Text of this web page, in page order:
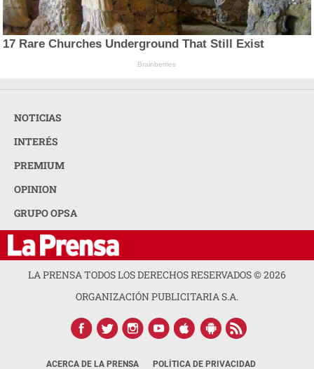
17 Rare Churches Underground That Still Exist
Brainberries
NOTICIAS
INTERÉS
PREMIUM
OPINION
GRUPO OPSA
LA PRENSA TODOS LOS DERECHOS RESERVADOS ©2026
ORGANIZACIÓN PUBLICITARIA S.A.
ACERCA DE LA PRENSA POLÍTICA DE PRIVACIDAD